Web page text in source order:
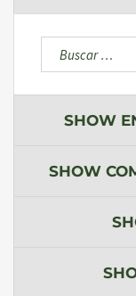
Buscar:
SHOW
SHOW